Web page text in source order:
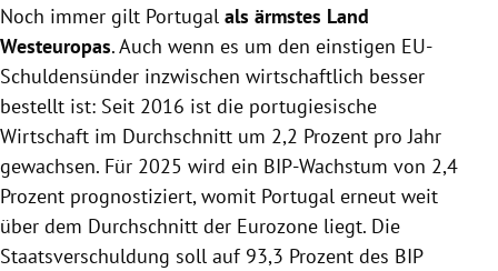
Noch immer gilt Portugal als ärmstes Land
Westeuropas. Auch wenn es um den einstigen EU-
Schuldensünder inzwischen wirtschaftlich besser
bestellt ist: Seit 2016 ist die portugiesische
Wirtschaft im Durchschnitt um 2,2 Prozent pro Jahr
gewachsen. Für 2025 wird ein BIP-Wachstum von 2,4
Prozent prognostiziert, womit Portugal erneut weit
über dem Durchschnitt der Eurozone liegt. Die
Staatsverschuldung soll auf 93,3 Prozent des BIP